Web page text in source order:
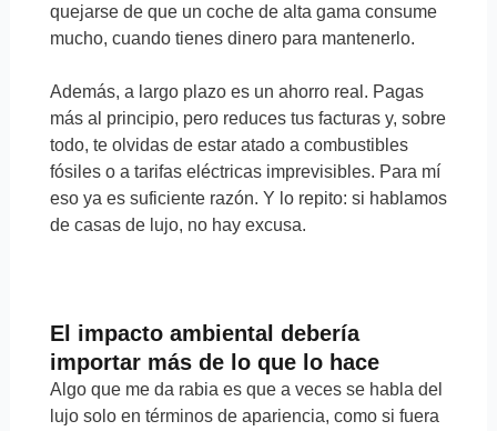
quejarse de que un coche de alta gama consume
mucho, cuando tienes dinero para mantenerlo.
Además, a largo plazo es un ahorro real. Pagas
más al principio, pero reduces tus facturas y, sobre
todo, te olvidas de estar atado a combustibles
fósiles o a tarifas eléctricas imprevisibles. Para mí
eso ya es suficiente razón. Y lo repito: si hablamos
de casas de lujo, no hay excusa.
El impacto ambiental debería
importar más de lo que lo hace
Algo que me da rabia es que a veces se habla del
lujo solo en términos de apariencia, como si fuera